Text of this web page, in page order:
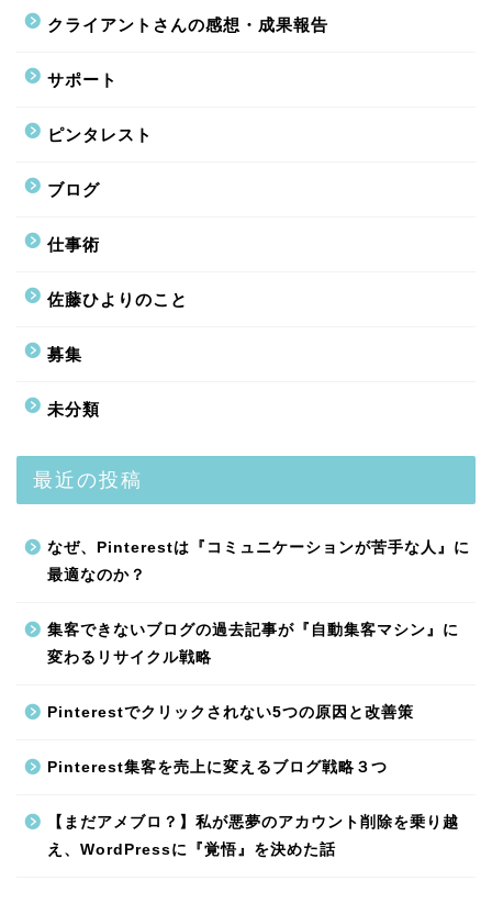
クライアントさんの感想・成果報告
サポート
ピンタレスト
ブログ
仕事術
佐藤ひよりのこと
募集
未分類
最近の投稿
なぜ、Pinterestは『コミュニケーションが苦手な人』に
最適なのか？
集客できないブログの過去記事が『自動集客マシン』に
変わるリサイクル戦略
Pinterestでクリックされない5つの原因と改善策
Pinterest集客を売上に変えるブログ戦略３つ
【まだアメブロ？】私が悪夢のアカウント削除を乗り越
え、WordPressに『覚悟』を決めた話